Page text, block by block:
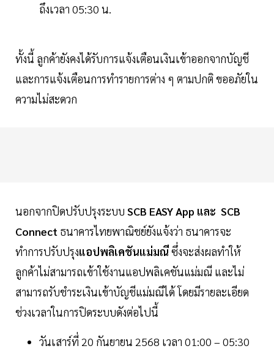
ถึงเวลา 05:30 น.
ทั้งนี้ ลูกค้ายังคงได้รับการแจ้งเตือนเงินเข้าออกจากบัญชี
และการแจ้งเตือนการทำรายการต่าง ๆ ตามปกติ ขออภัยใน
ความไม่สะดวก
นอกจากปิดปรับปรุงระบบ SCB EASY App และ SCB
Connect ธนาคารไทยพาณิชย์ยังแจ้งว่า ธนาคารจะ
ทำการปรับปรุงแอปพลิเคชันแม่มณีซึ่งจะส่งผลทำให้
ลูกค้าไม่สามารถเข้าใช้งานแอปพลิเคชันแม่มณี และไม่
สามารถรับชำระเงินเข้าบัญชีแม่มณีได้ โดยมีรายละเอียด
ช่วงเวลาในการปิดระบบดังต่อไปนี้
วันเสาร์ที่ 20 กันยายน 2568 เวลา 01:00 – 05:30